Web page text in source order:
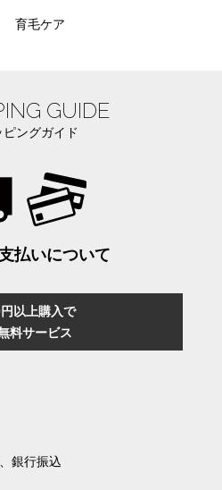
育毛ケア
GUIDE
ピングガイド
払いについて
以上購入で
料サービス
銀行振込